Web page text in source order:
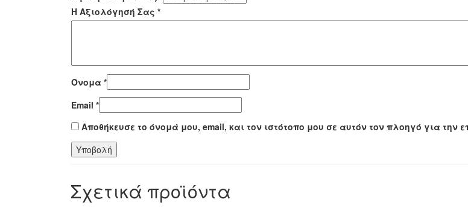
Η Αξιολόγησή Σας *
Όνομα *
Email *
Αποθήκευσε το όνομά μου, email, και τον ιστότοπο μου σε αυτόν τον πλοηγό για
Σχετικά προϊόντα